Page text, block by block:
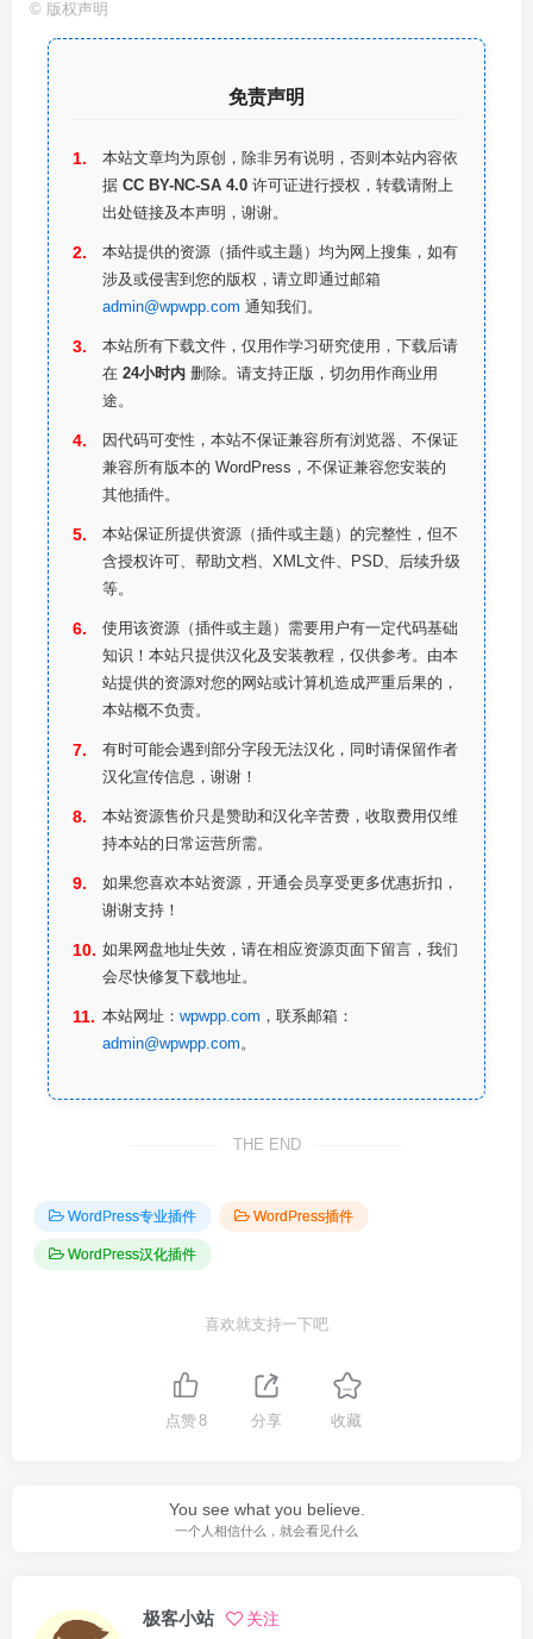
© 版权声明
免责声明
本站文章均为原创，除非另有说明，否则本站内容依
据 CC BY-NC-SA 4.0 许可证进行授权，转载请附上
出处链接及本声明，谢谢。
本站提供的资源（插件或主题）均为网上搜集，如有
涉及或侵害到您的版权，请立即通过邮箱
admin@wpwpp.com 通知我们。
本站所有下载文件，仅用作学习研究使用，下载后请
在 24小时内 删除。请支持正版，切勿用作商业用
途。
因代码可变性，本站不保证兼容所有浏览器、不保证
兼容所有版本的 WordPress，不保证兼容您安装的
其他插件。
本站保证所提供资源（插件或主题）的完整性，但不
含授权许可、帮助文档、XML文件、PSD、后续升级
等。
使用该资源（插件或主题）需要用户有一定代码基础
知识！本站只提供汉化及安装教程，仅供参考。由本
站提供的资源对您的网站或计算机造成严重后果的，
本站概不负责。
有时可能会遇到部分字段无法汉化，同时请保留作者
汉化宣传信息，谢谢！
本站资源售价只是赞助和汉化辛苦费，收取费用仅维
持本站的日常运营所需。
如果您喜欢本站资源，开通会员享受更多优惠折扣，
谢谢支持！
如果网盘地址失效，请在相应资源页面下留言，我们
会尽快修复下载地址。
本站网址： wpwpp.com ，联系邮箱：
admin@wpwpp.com。
THE END
WordPress专业插件 WordPress插件
WordPress汉化插件
喜欢就支持一下吧
点赞8 分享 收藏
You see what you believe.
一个人相信什么，就会看见什么
极客小站 关注